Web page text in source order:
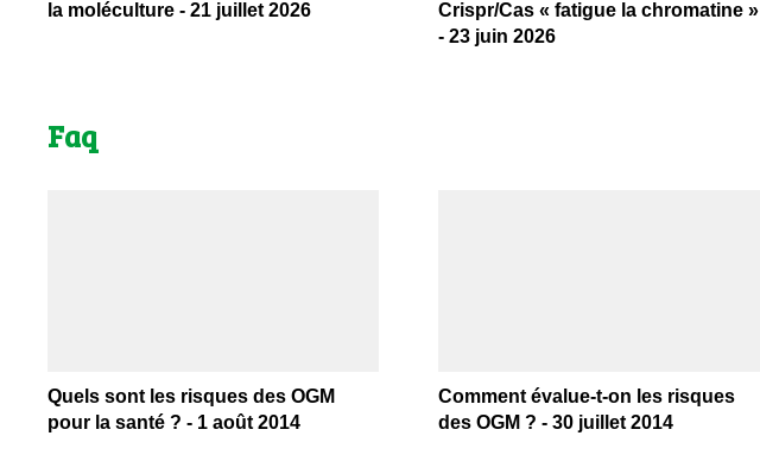
la moléculture - 21 juillet 2026
Crispr/Cas « fatigue la chromatine »
- 23 juin 2026
Faq
Quels sont les risques des OGM
pour la santé ? - 1 août 2014
Comment évalue-t-on les risques
des OGM ? - 30 juillet 2014